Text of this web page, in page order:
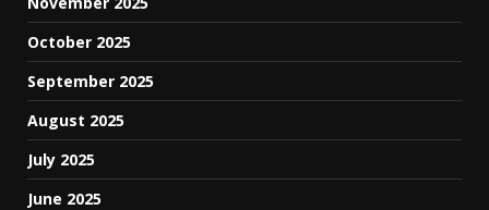
October 2025
September 2025
August 2025
July 2025
June 2025